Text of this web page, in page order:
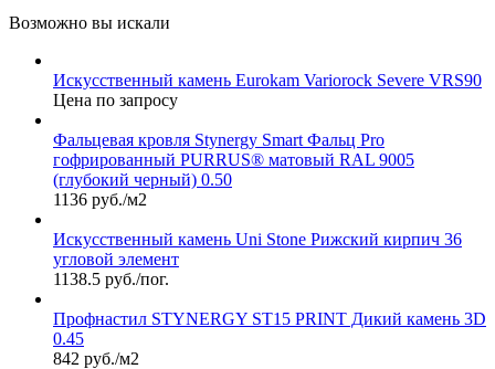
Возможно вы искали
Искусственный камень Eurokam Variorock Severe VRS90
Цена по запросу
Фальцевая кровля Stynergy Smart Фальц Pro
гофрированный PURRUS® матовый RAL 9005
(глубокий черный) 0.50
1136 руб./м2
Искусственный камень Uni Stone Рижский кирпич 36
угловой элемент
1138.5 руб./пог.
Профнастил STYNERGY ST15 PRINT Дикий камень 3D
0.45
842 руб./м2